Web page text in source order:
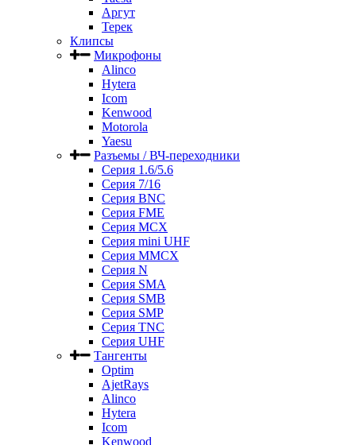
Аргут
Терек
Клипсы
Микрофоны
Alinco
Hytera
Icom
Kenwood
Motorola
Yaesu
Разъемы / ВЧ-переходники
Серия 1.6/5.6
Серия 7/16
Серия BNC
Серия FME
Серия MCX
Серия mini UHF
Серия MMCX
Серия N
Серия SMA
Серия SMB
Серия SMP
Серия TNC
Серия UHF
Тангенты
Optim
AjetRays
Alinco
Hytera
Icom
Kenwood